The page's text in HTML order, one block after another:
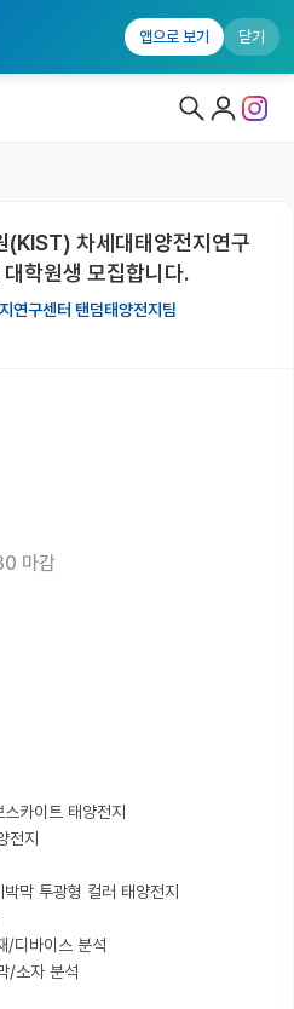
앱으로 보기 닫기
(KIST) 차세대태양전지연구
학원생 모집합니다.
연구센터 탠덤태양전지팀
마감
/디바이스 분석